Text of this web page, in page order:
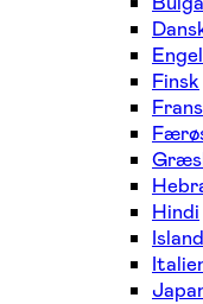
Finsk
Hindi